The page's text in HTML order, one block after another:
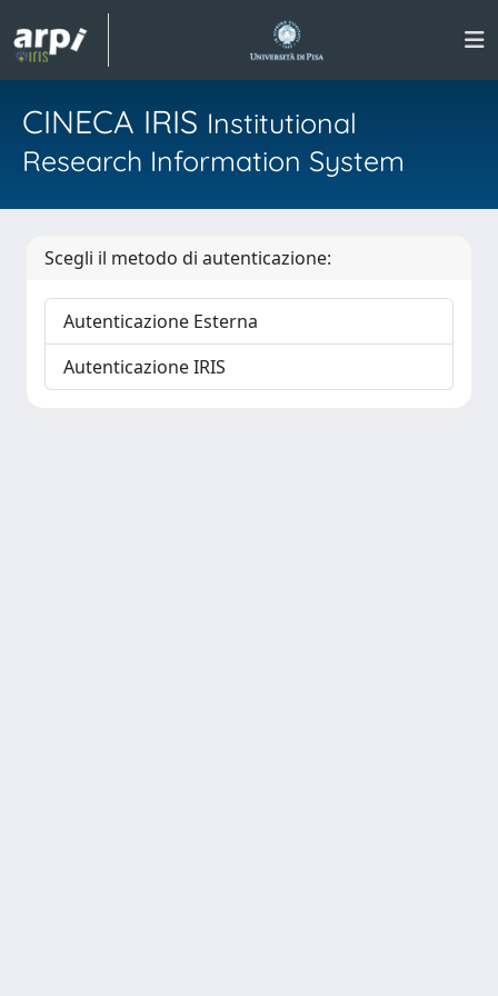
CINECA IRIS Institutional
Research Information System
Scegli il metodo di autenticazione:
Autenticazione Esterna
Autenticazione IRIS